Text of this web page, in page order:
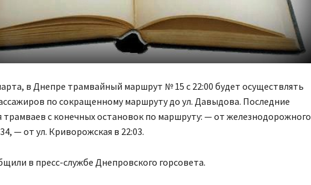
в Днепре трамвайный маршрут № 15 с 22:00 будет осуществлять
по сокращенному маршруту до ул. Давыдова. Последние
трамваев с конечных остановок по маршруту: — от железнодорожного
— от ул. Криворожская в 22:03.
в пресс-службе Днепровского горсовета.